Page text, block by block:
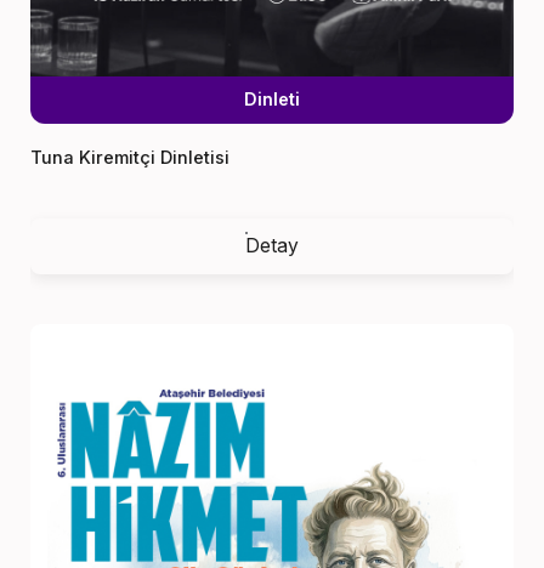
Dinleti
Tuna Kiremitçi Dinletisi
Detay